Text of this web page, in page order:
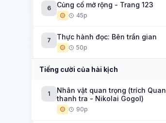
6 Củng cố mở rộng - Trang 123
🟡 45p
7 Thực hành đọc: Bên trần gian
🟡 50p
Tiếng cười của hài kịch
1
Nhân vật quan trọng (trích Quan
thanh tra - Nikolai Gogol)
🟡 90p